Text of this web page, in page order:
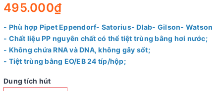
495.000₫
- Phù hợp Pipet Eppendorf- Satorius- Dlab- Gilson- Watson
- Chất liệu PP nguyên chất có thể tiệt trùng bằng hơi nước;
- Không chứa RNA và DNA, không gây sốt;
- Tiệt trùng bằng EO/EB 24 típ/hộp;
Dung tích hút